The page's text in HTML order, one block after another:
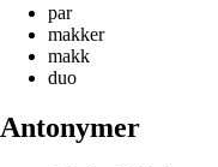
par
makker
makk
duo
Antonymer